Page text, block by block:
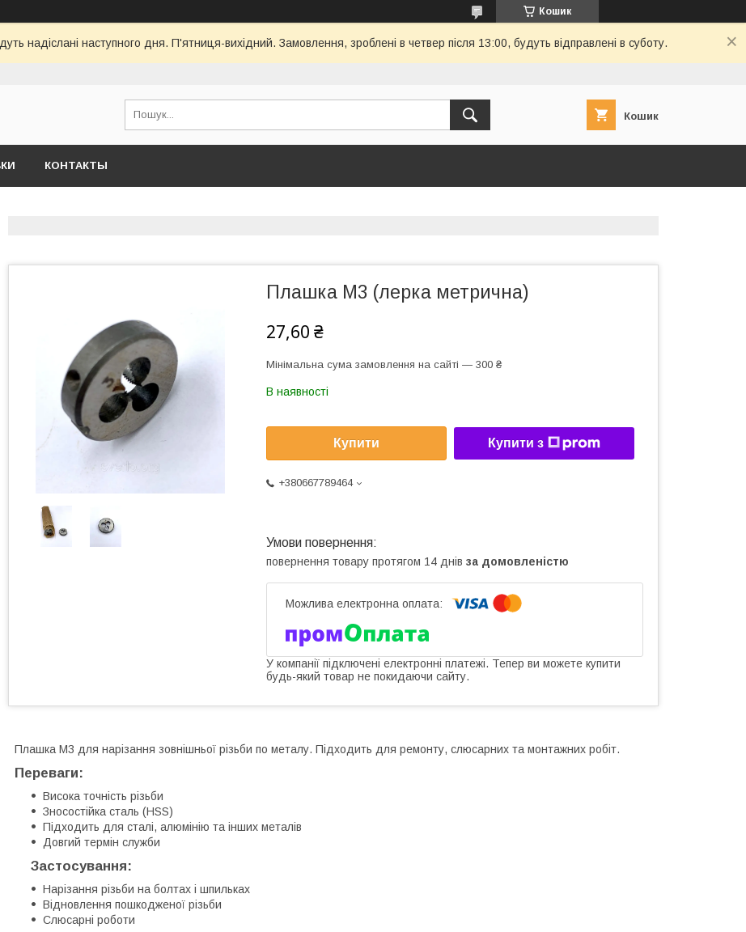
Кошик
надіслані наступного дня. П'ятниця-вихідний. Замовлення, зроблені в четвер після 13:00, будуть відправлені в суботу.
Кошик
КОНТАКТЫ
Плашка М3 (лерка метрична)
27,60 ₴
Мінімальна сума замовлення на сайті — 300 ₴
В наявності
Купити Купити з
+380667789464
повернення товару протягом 14 днів за домовленістю
У компанії підключені електронні платежі. Тепер ви можете купити
будь-який товар не покидаючи сайту.
Плашка М3 для нарізання зовнішньої різьби по металу. Підходить для ремонту, слюсарних та монтажних робіт.
Переваги:
Висока точність різьби
Зносостійка сталь (HSS)
Підходить для сталі, алюмінію та інших металів
Довгий термін служби
Застосування:
Нарізання різьби на болтах і шпильках
Відновлення пошкодженої різьби
Слюсарні роботи